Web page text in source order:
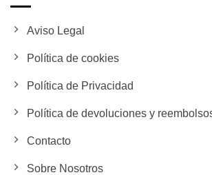
Aviso Legal
Política de cookies
Política de Privacidad
Política de devoluciones y
Contacto
Sobre Nosotros